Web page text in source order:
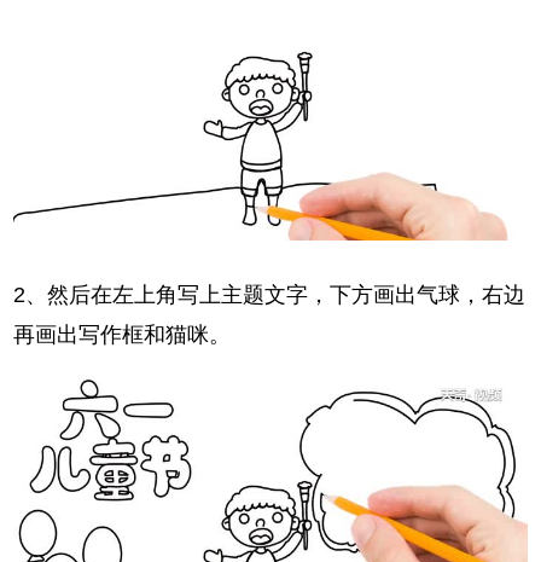
2、然后在左上角写上主题文字，下方画出气球，右边
再画出写作框和猫咪。